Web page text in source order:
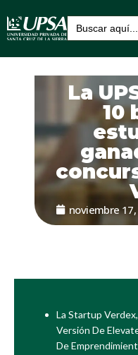
Buscar:
La
10
noviembre
La Startup
Versión De
De